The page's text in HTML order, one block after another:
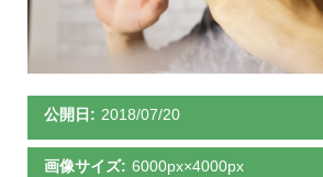
公開日: 2018/07/20
画像サイズ: 6000px×4000px